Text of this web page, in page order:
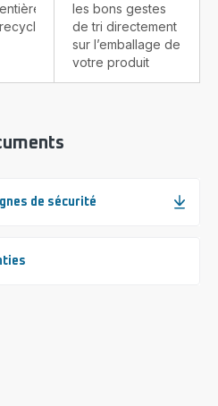
entièrement
recyclable
les bons gestes
de tri directement
sur l’emballage de
votre produit
de sécurité